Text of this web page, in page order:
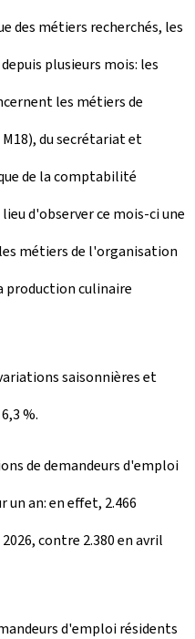
des métiers recherchés, les
plusieurs mois: les
les métiers de
du secrétariat et
de la comptabilité
d'observer ce mois-ci une
métiers de l'organisation
production culinaire
saisonnières et
%.
de demandeurs d'emploi
un an: en effet, 2.466
contre 2.380 en avril
d'emploi résidents